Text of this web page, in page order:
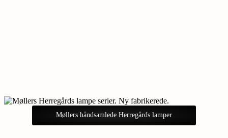
Møllers håndsamlede Herregårds lamper